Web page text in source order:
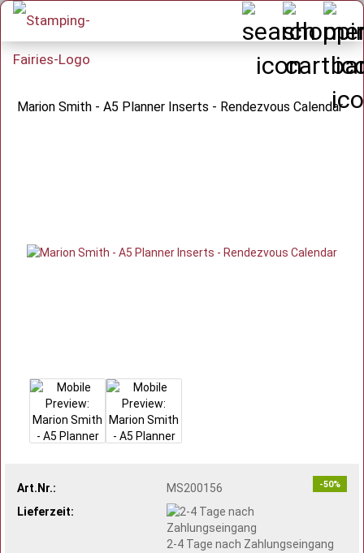
Marion Smith - A5 Planner Inserts - Rendezvous Calendar
-50%
Art.Nr.:
MS200156
Lieferzeit:
2-4 Tage nach Zahlungseingang